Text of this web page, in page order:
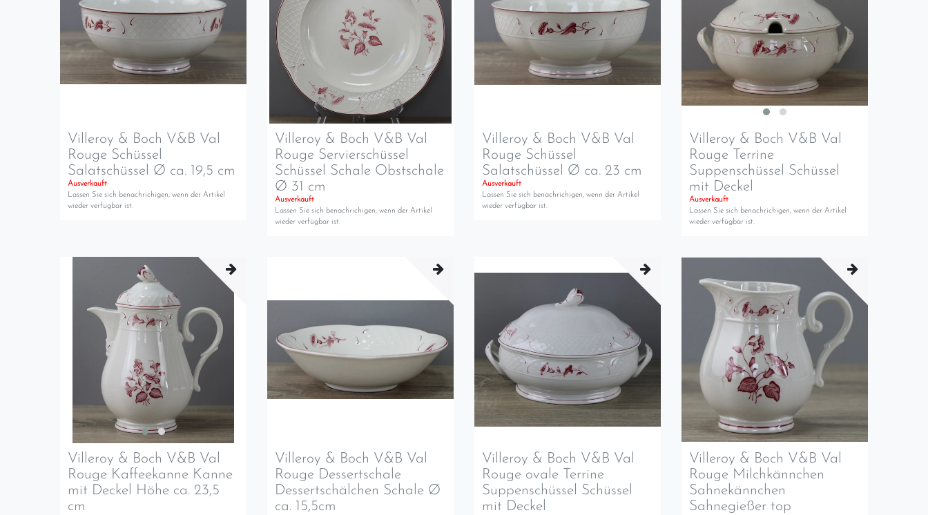
Villeroy & Boch V&B Val
Rouge Schüssel
Salatschüssel Ø ca. 19,5 cm
Ausverkauft
Lassen Sie sich benachrichigen, wenn der Artikel
wieder verfügbar ist.
Villeroy & Boch V&B Val
Rouge Servierschüssel
Schüssel Schale Obstschale
Ø 31 cm
Ausverkauft
Lassen Sie sich benachrichigen, wenn der Artikel
wieder verfügbar ist.
Villeroy & Boch V&B Val
Rouge Schüssel
Salatschüssel Ø ca. 23 cm
Ausverkauft
Lassen Sie sich benachrichigen, wenn der Artikel
wieder verfügbar ist.
Villeroy & Boch V&B Val
Rouge Terrine
Suppenschüssel Schüssel
mit Deckel
Ausverkauft
Lassen Sie sich benachrichigen, wenn der Artikel
wieder verfügbar ist.
Villeroy & Boch V&B Val
Rouge Kaffeekanne Kanne
mit Deckel Höhe ca. 23,5
cm
Villeroy & Boch V&B Val
Rouge Dessertschale
Dessertschälchen Schale Ø
ca. 15,5cm
Villeroy & Boch V&B Val
Rouge ovale Terrine
Suppenschüssel Schüssel
mit Deckel
Villeroy & Boch V&B Val
Rouge Milchkännchen
Sahnekännchen
Sahnegießer top